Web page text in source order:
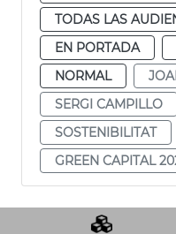
TODAS LAS
EN PORTADA
NORMAL
SERGI CAMPILLO
SOSTENIBILITAT
GREEN CAPITAL